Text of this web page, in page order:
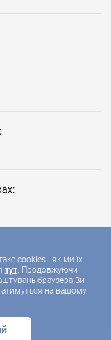
cookies і як ми їх
тут. Продовжуючи
браузера Ви
на вашому